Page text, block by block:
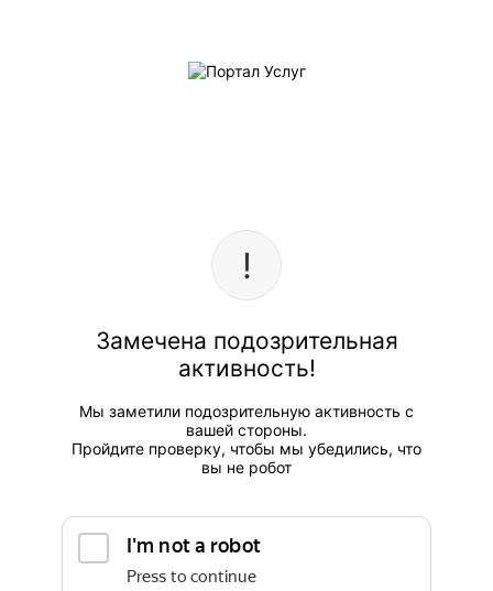
Замечена подозрительная
активность!
Мы заметили подозрительную активность с
вашей стороны.
Пройдите проверку, чтобы мы убедились, что
вы не робот